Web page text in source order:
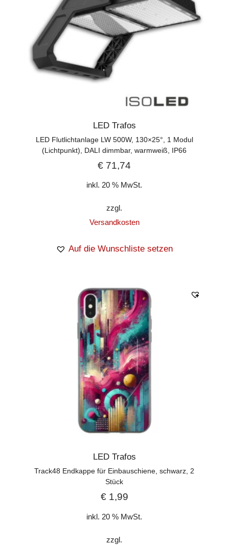
LED Trafos
LED Flutlichtanlage LW 500W, 130×25°, 1 Modul
(Lichtpunkt), DALI dimmbar, warmweiß, IP66
€ 71,74
inkl. 20 % MwSt.
zzgl.
Versandkosten
Auf die Wunschliste setzen
LED Trafos
Track48 Endkappe für Einbauschiene, schwarz, 2
Stück
€1,99
inkl. 20 % MwSt.
zzgl.